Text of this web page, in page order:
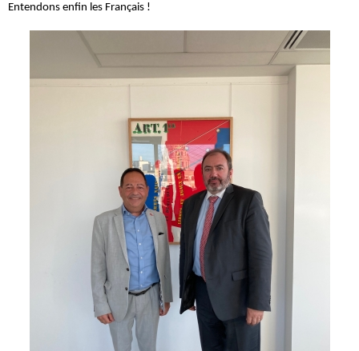
Entendons enfin les Français !